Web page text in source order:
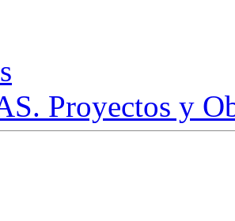
Proyectos y